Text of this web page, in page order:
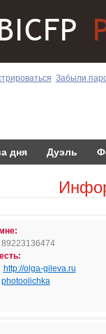
Забыли
дня Дуэль
89223136474
http://olga-gileva.ru
photoolichka